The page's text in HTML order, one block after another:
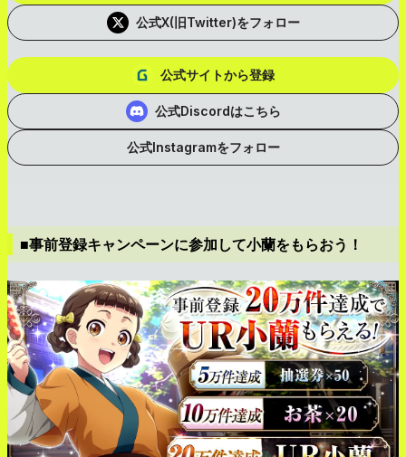
公式X(旧Twitter)をフォロー
公式サイトから登録
公式Discordはこちら
公式Instagramをフォロー
■事前登録キャンペーンに参加して小蘭をもらおう！